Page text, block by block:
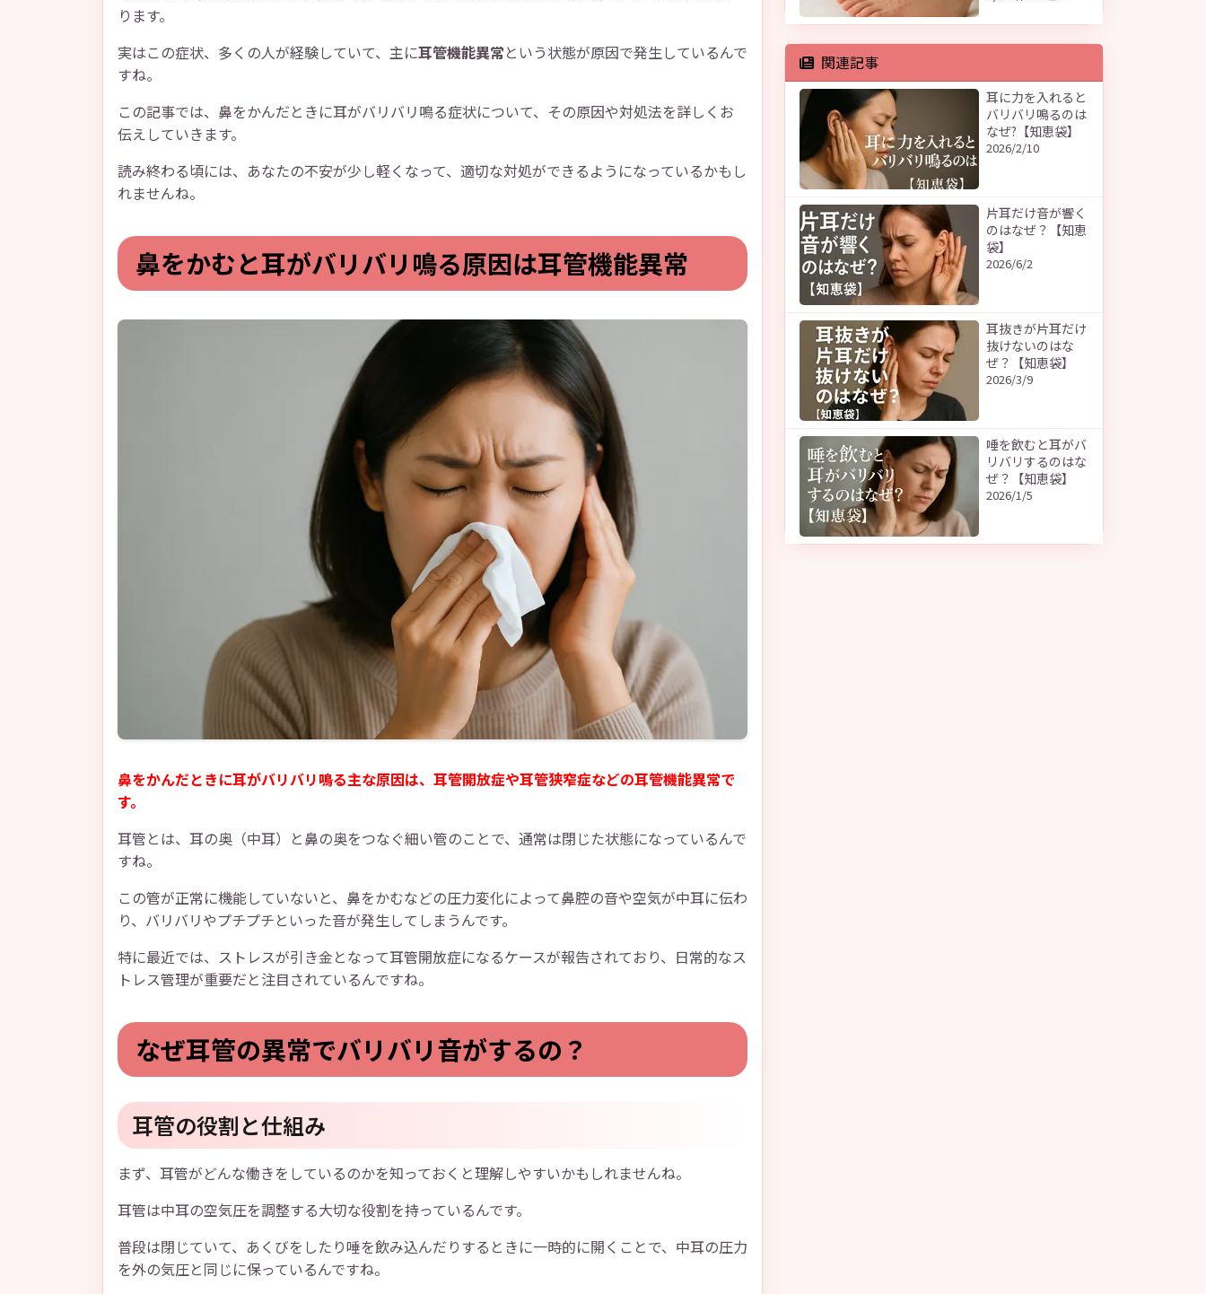
ります。
実はこの症状、多くの人が経験していて、主に耳管機能異常という状態が原因で発生しているんで
すね。
この記事では、鼻をかんだときに耳がバリバリ鳴る症状について、その原因や対処法を詳しくお
伝えしていきます。
読み終わる頃には、あなたの不安が少し軽くなって、適切な対処ができるようになっているかもし
れませんね。
鼻をかむと耳がバリバリ鳴る原因は耳管機能異常
鼻をかんだときに耳がバリバリ鳴る主な原因は、耳管開放症や耳管狭窄症などの耳管機能異常で
す。
耳管とは、耳の奥（中耳）と鼻の奥をつなぐ細い管のことで、通常は閉じた状態になっているんで
すね。
この管が正常に機能していないと、鼻をかむなどの圧力変化によって鼻腔の音や空気が中耳に伝わ
り、バリバリやプチプチといった音が発生してしまうんです。
特に最近では、ストレスが引き金となって耳管開放症になるケースが報告されており、日常的なス
トレス管理が重要だと注目されているんですね。
なぜ耳管の異常でバリバリ音がするの？
耳管の役割と仕組み
まず、耳管がどんな働きをしているのかを知っておくと理解しやすいかもしれませんね。
耳管は中耳の空気圧を調整する大切な役割を持っているんです。
普段は閉じていて、あくびをしたり唾を飲み込んだりするときに一時的に開くことで、中耳の圧力
を外の気圧と同じに保っているんですね。
関連記事
耳に力を入れると
バリバリ鳴るのは
なぜ?【知恵袋】
2026/2/10
片耳だけ音が響く
のはなぜ？【知恵
袋】
2026/6/2
耳抜きが片耳だけ
抜けないのはな
ぜ？【知恵袋】
2026/3/9
唾を飲むと耳がバ
リバリするのはな
ぜ？【知恵袋】
2026/1/5